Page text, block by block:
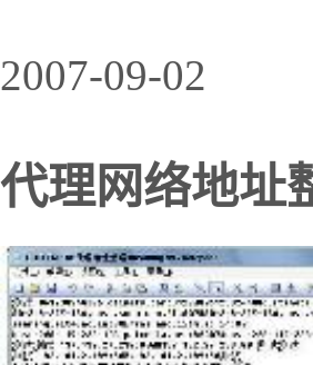
2007-09-02
代理网络地址